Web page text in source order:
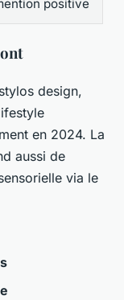
positive
design,
en 2024. La
aussi de
via le